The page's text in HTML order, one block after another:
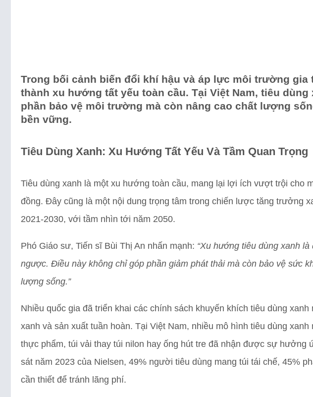
Trong bối cảnh biến đổi khí hậu và áp lực môi trường gia
thành xu hướng tất yếu toàn cầu. Tại Việt Nam, tiêu
phần bảo vệ môi trường mà còn nâng cao chất lượng
bền vững.
Tiêu Dùng Xanh: Xu Hướng Tất Yếu Và Tầm Quan Trọng
Tiêu dùng xanh là một xu hướng toàn cầu, mang lại lợi ích vượt trội cho
đồng. Đây cũng là một nội dung trọng tâm trong chiến lược tăng trưởng
2021-2030, với tầm nhìn tới năm 2050.
Phó Giáo sư, Tiến sĩ Bùi Thị An nhấn mạnh: “Xu hướng tiêu dùng xanh
ngược. Điều này không chỉ góp phần giảm phát thải mà còn bảo vệ sức
lượng sống.”
Nhiều quốc gia đã triển khai các chính sách khuyến khích tiêu dùng
xanh và sản xuất tuần hoàn. Tại Việt Nam, nhiều mô hình tiêu dùng
thực phẩm, túi vải thay túi nilon hay ống hút tre đã nhận được sự hưởng
sát năm 2023 của Nielsen, 49% người tiêu dùng mang túi tái chế, 45%
cần thiết để tránh lãng phí.